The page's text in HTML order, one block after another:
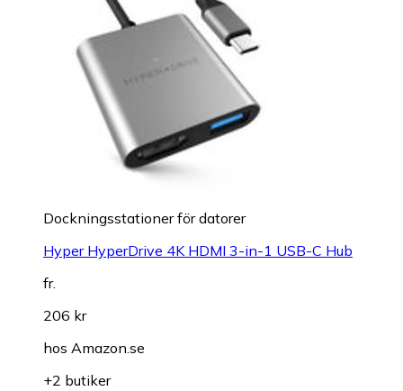
Dockningsstationer för datorer
Hyper HyperDrive 4K HDMI 3-in-1 USB-C Hub
fr.
206 kr
hos Amazon.se
+2 butiker